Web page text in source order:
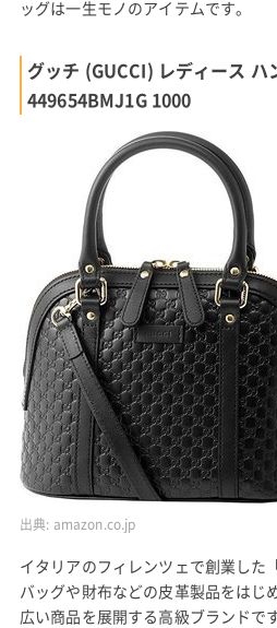
ッグは一生モノのアイテムです。
グッチ (GUCCI) レディース ハ
449654BMJ1G 1000
出典: amazon.co.jp
イタリアのフィレンツェで創業した
バッグや財布などの皮革製品をはじ
広い商品を展開する高級ブランドです